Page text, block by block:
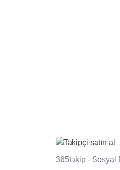
365takip - Sosyal